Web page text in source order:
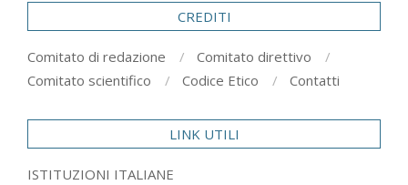
CREDITI
Comitato di redazione
Comitato direttivo
Comitato scientifico
Codice Etico Contatti
LINK UTILI
ISTITUZIONI ITALIANE